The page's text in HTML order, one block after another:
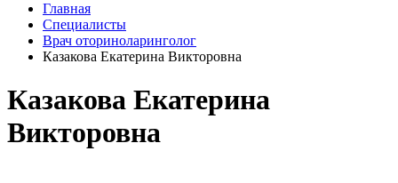
Главная
Специалисты
Врач оториноларинголог
Казакова Екатерина Викторовна
Казакова Екатерина
Викторовна